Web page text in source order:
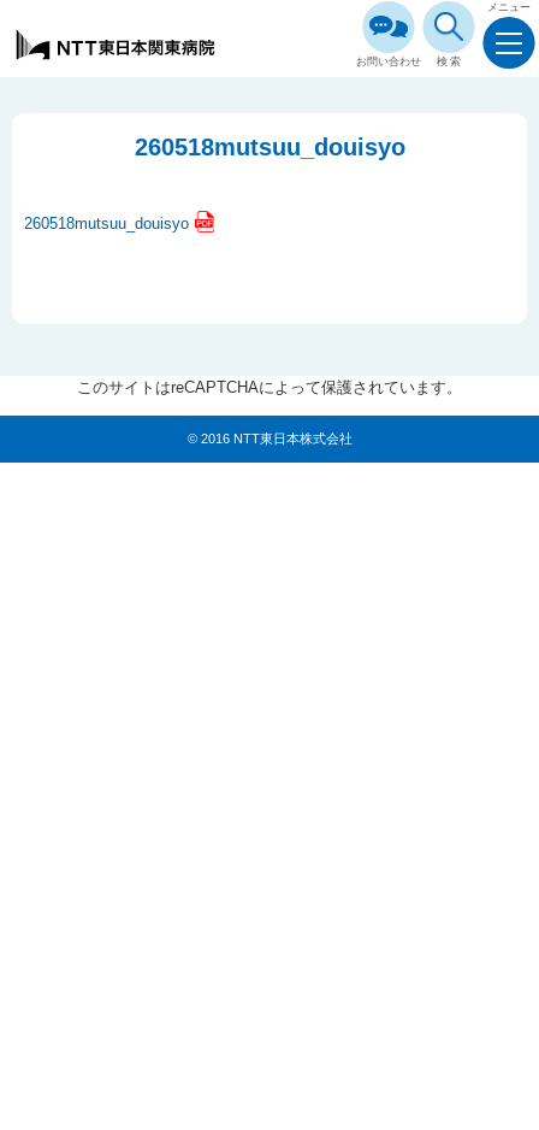
お問い合わせ 検索
メニュー
260518mutsuu_douisyo
260518mutsuu_douisyo
このサイトはreCAPTCHAによって保護されています。
© 2016 NTT東日本株式会社